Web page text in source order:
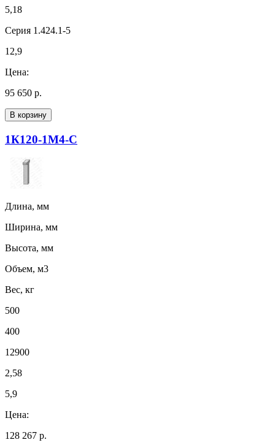
5,18
Серия 1.424.1-5
12,9
Цена:
95 650 р.
В корзину
1К120-1М4-С
Длина, мм
Ширина, мм
Высота, мм
Объем, м3
Вес, кг
500
400
12900
2,58
5,9
Цена:
128 267 р.